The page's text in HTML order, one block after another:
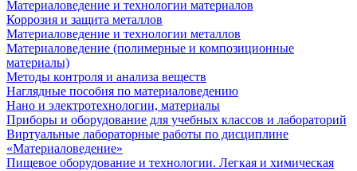
Материаловедение и технологии материалов
Коррозия и защита металлов
Материаловедение и технологии металлов
Материаловедение (полимерные и композиционные
материалы)
Методы контроля и анализа веществ
Наглядные пособия по материаловедению
Нано и электротехнологии, материалы
Приборы и оборудование для учебных классов и лабораторий
Виртуальные лабораторные работы по дисциплине
«Материаловедение»
Пищевое оборудование и технологии. Легкая и химическая